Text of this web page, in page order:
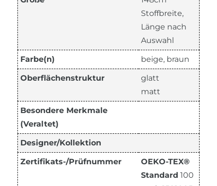
Stoffbreite,
Länge nach
Auswahl
Farbe(n) beige, braun
Oberflächenstruktur
glatt
matt
Besondere Merkmale
(Veraltet)
Designer/Kollektion
Zertifikats-/Prüfnummer
OEKO-TEX®
Standard 100